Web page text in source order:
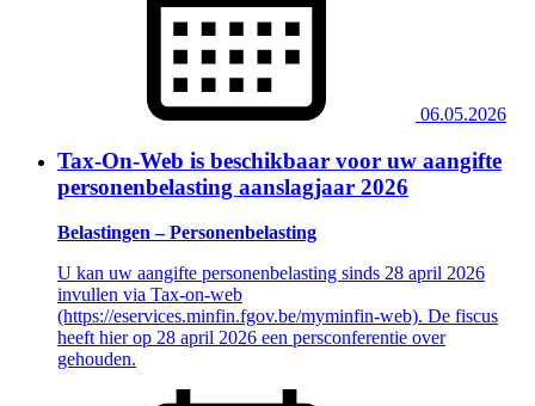
06.05.2026
Tax-On-Web is beschikbaar voor uw aangifte
personenbelasting aanslagjaar 2026
Belastingen – Personenbelasting
U kan uw aangifte personenbelasting sinds 28 april 2026
invullen via Tax-on-web
(https://eservices.minfin.fgov.be/myminfin-web). De fiscus
heeft hier op 28 april 2026 een persconferentie over
gehouden.